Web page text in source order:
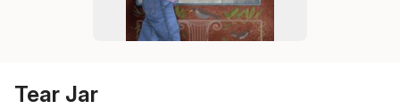
Tear Jar